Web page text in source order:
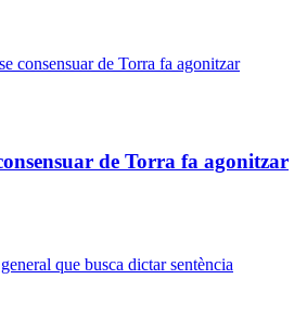
de Torra fa agonitzar